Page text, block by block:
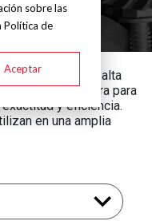
sobre las
Política de
Aceptar
de alta
de manufactura para
y eficiencia.
en una amplia